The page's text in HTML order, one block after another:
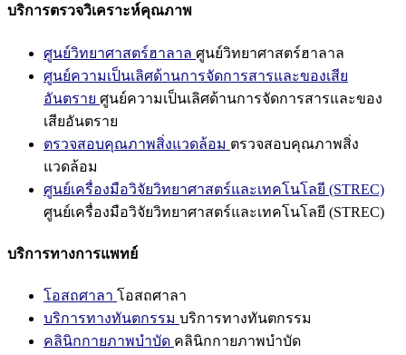
บริการตรวจวิเคราะห์คุณภาพ
ศูนย์วิทยาศาสตร์ฮาลาล ศูนย์วิทยาศาสตร์ฮาลาล
ศูนย์ความเป็นเลิศด้านการจัดการสารและของเสีย
อันตราย ศูนย์ความเป็นเลิศด้านการจัดการสารและของ
เสียอันตราย
ตรวจสอบคุณภาพสิ่งแวดล้อม ตรวจสอบคุณภาพสิ่ง
แวดล้อม
ศูนย์เครื่องมือวิจัยวิทยาศาสตร์และเทคโนโลยี (STREC)
ศูนย์เครื่องมือวิจัยวิทยาศาสตร์และเทคโนโลยี (STREC)
บริการทางการแพทย์
โอสถศาลา โอสถศาลา
บริการทางทันตกรรม บริการทางทันตกรรม
คลินิกกายภาพบำบัด คลินิกกายภาพบำบัด